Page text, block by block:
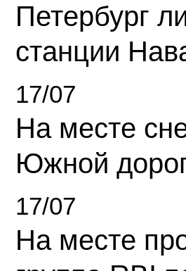
Петербург
станции
17/07
На месте
Южной
17/07
На месте